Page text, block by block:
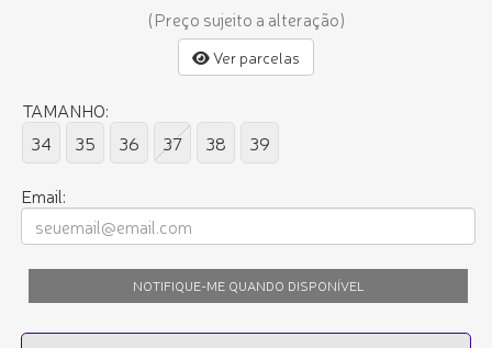
(Preço sujeito a alteração)
Ver parcelas
TAMANHO:
34
35 36 37 38 39
Email:
NOTIFIQUE-ME QUANDO DISPONÍVEL